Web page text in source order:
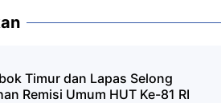
Timur dan Lapas Selong
Remisi Umum HUT Ke-81 RI